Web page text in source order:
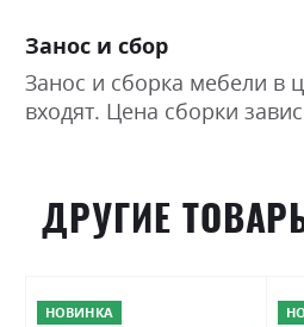
Занос и сбор
Занос и сборка мебели в
входят. Цена сборки
ДРУГИЕ
НОВИНКА